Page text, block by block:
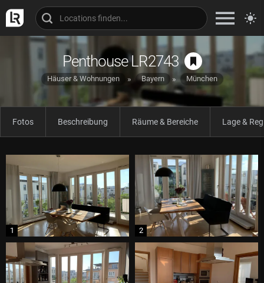
Penthouse LR2743
Häuser & Wohnungen Bayern München
Fotos Beschreibung Räume & Bereiche Lage &